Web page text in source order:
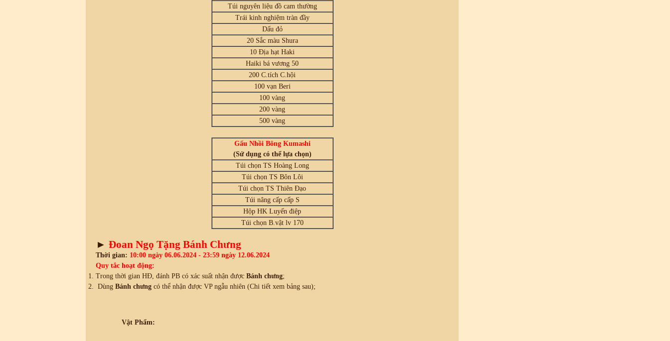
Túi nguyên liệu đồ cam thường
Trái kinh nghiệm tràn đầy
Dấu đỏ
20 Sắc màu Shura
10 Địa hạt Haki
Haiki bá vương 50
200 C.tích C.hội
100 vạn Beri
100 vàng
200 vàng
500 vàng
Gấu Nhồi Bông Kumashi
(Sử dụng có thể lựa chọn)
Túi chọn TS Hoàng Long
Túi chọn TS Bôn Lôi
Túi chọn TS Thiên Đạo
Túi nâng cấp cấp S
Hộp HK Luyến điệp
Túi chọn B.vật lv 170
► Đoan Ngọ Tặng Bánh Chưng
Thời gian: 10:00 ngày 06.06.2024 - 23:59 ngày 12.06.2024
Quy tắc hoạt động:
Trong thời gian HĐ, đánh PB có xác suất nhận được Bánh chưng;
Dùng Bánh chưng có thể nhận được VP ngẫu nhiên (Chi tiết xem bảng sau);
Vật Phẩm: